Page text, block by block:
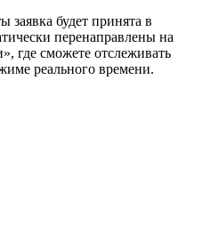
заявка будет принята в
перенаправлены на
где сможете отслеживать
реального времени.